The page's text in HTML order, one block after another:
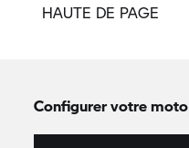
HAUTE DE PAGE
Configurer votre moto